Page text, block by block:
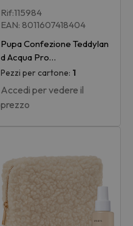
Rif:115984
EAN: 8011607418404
Pupa Confezione Teddylan
d Acqua Pro…
Pezzi per cartone: 1
Accedi per vedere il
prezzo